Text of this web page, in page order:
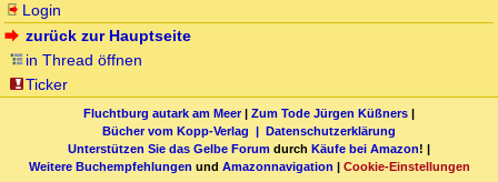
Login
zurück zur Hauptseite
in Thread öffnen
Ticker
Fluchtburg autark am Meer| Zum Tode Jürgen Küßners |
Bücher vom Kopp-Verlag | Datenschutzerklärung
Unterstützen Sie das Gelbe Forum durch Käufe bei Amazon! |
Weitere Buchempfehlungen und Amazonnavigation | Cookie-Einstellungen